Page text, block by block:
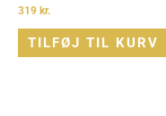
319 kr.
TILFØJ TIL KURV